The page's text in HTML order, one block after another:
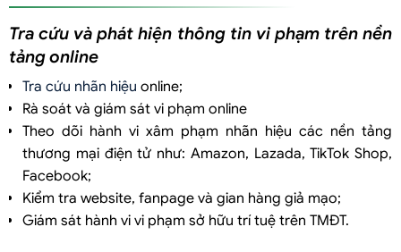
Tra cứu và phát hiện thông tin vi phạm trên nền
tảng online
Tra cứu nhãn hiệu online;
Rà soát và giám sát vi phạm online
Theo dõi hành vi xâm phạm nhãn hiệu các nền tảng
thương mại điện tử như: Amazon, Lazada, TikTok Shop,
Facebook;
Kiểm tra website, fanpage và gian hàng giả mạo;
Giám sát hành vi vi phạm sở hữu trí tuệ trên TMĐT.